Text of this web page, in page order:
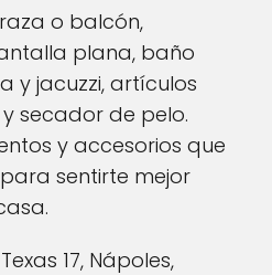
o balcón,
plana, baño
y jacuzzi, artículos
secador de pelo.
y accesorios que
sentirte mejor
17, Nápoles,